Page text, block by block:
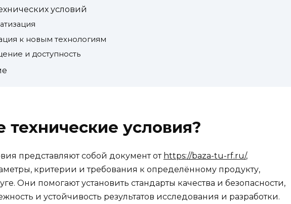
условий
к новым технологиям
и доступность
технические условия?
представляют собой документ от https://baza-tu-rf.ru/,
критерии и требования к определённому продукту,
Они помогают установить стандарты качества и безопасности,
и устойчивость результатов исследования и разработки.